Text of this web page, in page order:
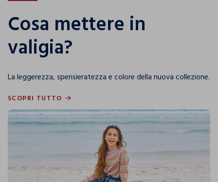
Cosa mettere in
valigia?
La leggerezza, spensieratezza e colore della nuova collezione.
SCOPRI TUTTO
SCOPRI TUTTO